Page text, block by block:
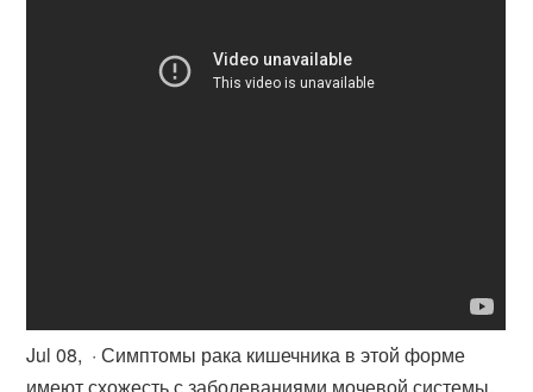
Jul 08, · Симптомы рака кишечника в этой форме